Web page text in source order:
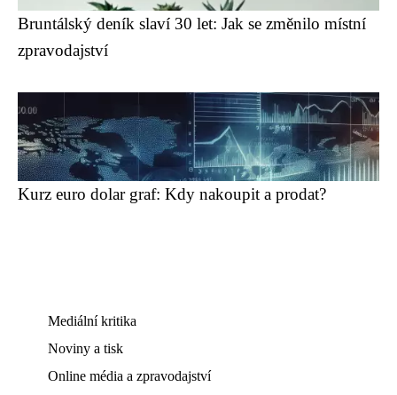
Bruntálský deník slaví 30 let: Jak se změnilo místní
zpravodajství
Kurz euro dolar graf: Kdy nakoupit a prodat?
Mediální kritika
Noviny a tisk
Online média a zpravodajství